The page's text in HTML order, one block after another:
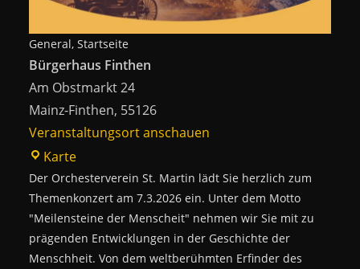
General, Startseite
Bürgerhaus Finthen
Am Obstmarkt 24
Mainz-Finthen, 55126
Veranstaltungsort anschauen
KarteBürgerhaus
Finthen
Der Orchesterverein St. Martin lädt Sie herzlich zum
Themenkonzert am 7.3.2026 ein. Unter dem Motto
"Meilensteine der Menscheit" nehmen wir Sie mit zu
prägenden Entwicklungen in der Geschichte der
Menschheit. Von dem weltberühmten Erfinder des